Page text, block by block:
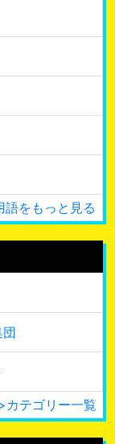
語をもっと見る
カテゴリー一覧